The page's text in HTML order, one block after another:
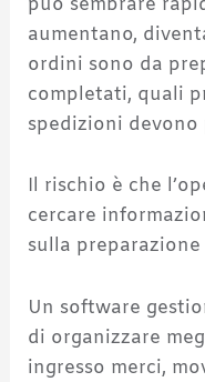
può sembrare
aumentano,
ordini sono da
completati, quali
spedizioni devono
Il rischio è che
cercare
sulla
Un software
di organizzare
ingresso merci,